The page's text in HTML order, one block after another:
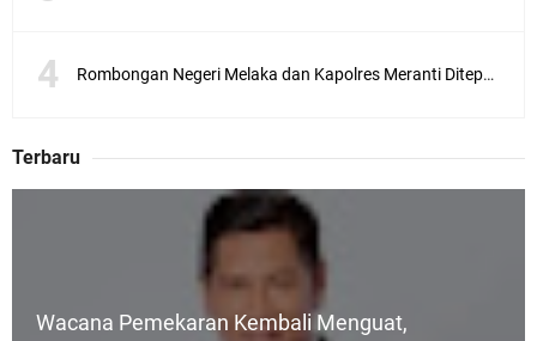
Rombongan Negeri Melaka dan Kapolres Meranti Ditepungtawari, Sinergi Adat hingga Green Policing Menguat
Terbaru
Wacana Pemekaran Kembali Menguat,